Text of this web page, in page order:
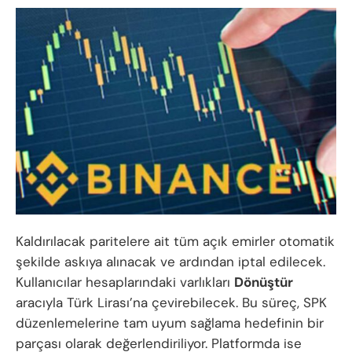
Kaldırılacak paritelere ait tüm açık emirler otomatik
şekilde askıya alınacak ve ardından iptal edilecek.
Kullanıcılar hesaplarındaki varlıkları Dönüştür
aracıyla Türk Lirası’na çevirebilecek. Bu süreç, SPK
düzenlemelerine tam uyum sağlama hedefinin bir
parçası olarak değerlendiriliyor. Platformda ise